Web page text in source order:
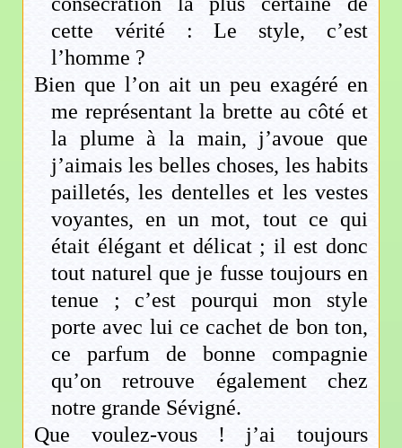
cette vérité : Le style, c’est
l’homme ?
Bien que l’on ait un peu exagéré en
me représentant la brette au côté et
la plume à la main, j’avoue que
j’aimais les belles choses, les habits
pailletés, les dentelles et les vestes
voyantes, en un mot, tout ce qui
était élégant et délicat ; il est donc
tout naturel que je fusse toujours en
tenue ; c’est pourqui mon style
porte avec lui ce cachet de bon ton,
ce parfum de bonne compagnie
qu’on retrouve également chez
notre grande Sévigné.
Que voulez-vous ! j’ai toujours